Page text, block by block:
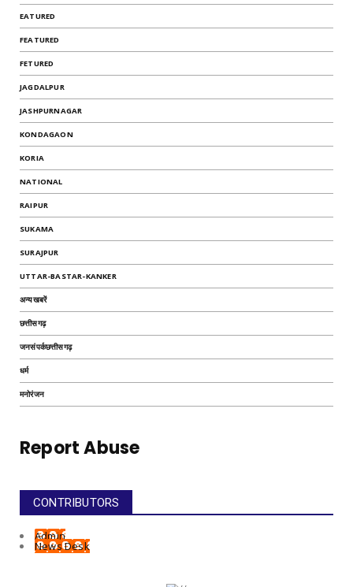
EATURED
FEATURED
FETURED
JAGDALPUR
JASHPURNAGAR
KONDAGAON
KORIA
NATIONAL
RAIPUR
SUKAMA
SURAJPUR
UTTAR-BASTAR-KANKER
अन्यखबरें
छत्तीसगढ़
जनसंपर्कछत्तीसगढ़
धर्म
मनोरंजन
Report Abuse
CONTRIBUTORS
Admin
News Desk